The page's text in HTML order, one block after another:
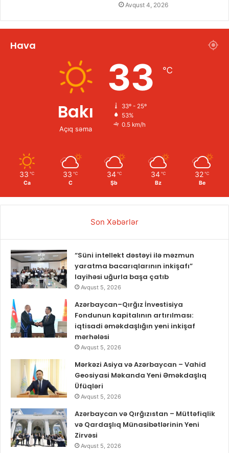
Avqust 4, 2026
Hava
Bakı
Açıq səma
33 ℃
33º - 25º
53%
0.5 km/h
33 ℃
Ca
33 ℃
C
34 ℃
Şb
34 ℃
Bz
32 ℃
Be
Son Xəbərlər
“Süni intellekt dəstəyi ilə məzmun
yaratma bacarıqlarının inkişafı”
layihəsi uğurla başa çatıb
Avqust 5, 2026
Azərbaycan–Qırğız İnvestisiya
Fondunun kapitalının artırılması:
iqtisadi əməkdaşlığın yeni inkişaf
mərhələsi
Avqust 5, 2026
Mərkəzi Asiya və Azərbaycan – Vahid
Geosiyasi Məkanda Yeni Əməkdaşlıq
Üfüqləri
Avqust 5, 2026
Azərbaycan və Qırğızıstan – Müttəfiqlik
və Qardaşlıq Münasibətlərinin Yeni
Zirvəsi
Avqust 5, 2026